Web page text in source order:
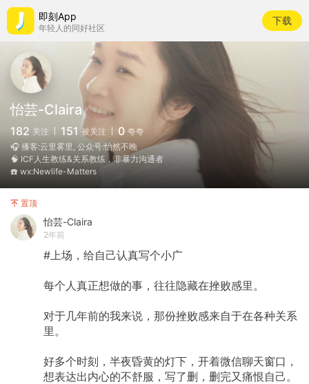
即刻App
年轻人的同好社区
下载
怡芸-Claira
182 关注 151 被关注 0 夸夸
🎧 播客:云里雾里, 公众号:怡然不晚
🧠 ICF人生教练&关系教练，非暴力沟通者
☎️ wx:Newlife-Matters
置顶
怡芸-Claira
2年前
#上场，给自己认真写个小广
每个人真正想做的事，往往隐藏在挫败感里。
对于几年前的我来说，那份挫败感来自于在各种关系
里。
好多个时刻，半夜昏黄的灯下，开着微信聊天窗口，
想表达出内心的不舒服，写了删，删完又痛恨自己。